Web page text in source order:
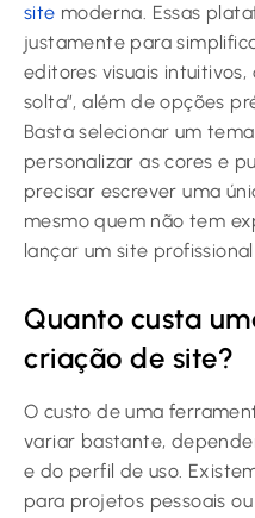
site moderna. Essas
justamente para
editores visuais
solta”, além de opções
Basta selecionar um
personalizar as cores e
precisar escrever uma
mesmo quem não tem
lançar um site
Quanto custa
criação de site?
O custo de uma
variar bastante,
e do perfil de uso.
para projetos pessoais